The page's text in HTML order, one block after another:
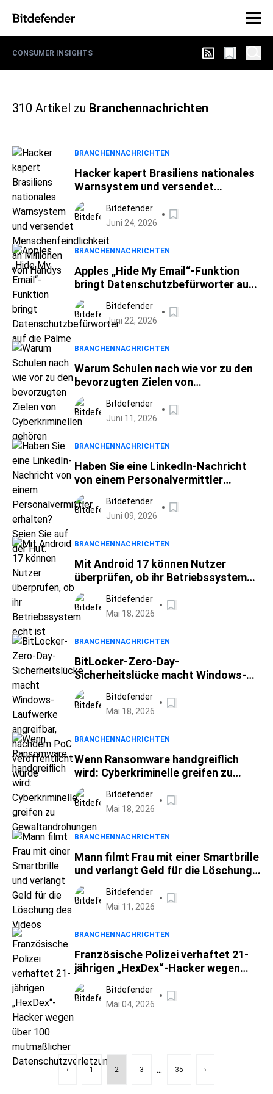
CONSUMER INSIGHTS
310 Artikel zu Branchennachrichten
BRANCHENNACHRICHTEN
Hacker kapert Brasiliens nationales
Warnsystem und versendet
Menschenfeindlichkeit an Millionen
von Handys
Bitdefender
Juni 24, 2026
BRANCHENNACHRICHTEN
Apples „Hide My Email“-Funktion
bringt Datenschutzbefürworter auf
die Palme
Bitdefender
Juni 22, 2026
BRANCHENNACHRICHTEN
Warum Schulen nach wie vor zu den
bevorzugten Zielen von
Cyberkriminellen gehören
Bitdefender
Juni 11, 2026
BRANCHENNACHRICHTEN
Haben Sie eine LinkedIn-Nachricht
von einem Personalvermittler
erhalten? Seien Sie auf der Hut.
Bitdefender
Juni 09, 2026
BRANCHENNACHRICHTEN
Mit Android 17 können Nutzer
überprüfen, ob ihr Betriebssystem
echt ist
Bitdefender
Mai 18, 2026
BRANCHENNACHRICHTEN
BitLocker-Zero-Day-
Sicherheitslücke macht Windows-
Laufwerke angreifbar, nachdem PoC
veröffentlicht wurde
Bitdefender
Mai 18, 2026
BRANCHENNACHRICHTEN
Wenn Ransomware handgreiflich
wird: Cyberkriminelle greifen zu
Gewaltandrohungen
Bitdefender
Mai 18, 2026
BRANCHENNACHRICHTEN
Mann filmt Frau mit einer Smartbrille
und verlangt Geld für die Löschung
des Videos
Bitdefender
Mai 11, 2026
BRANCHENNACHRICHTEN
Französische Polizei verhaftet 21-
jährigen „HexDex“-Hacker wegen
über 100 mutmaßlicher
Datenschutzverletzungen
Bitdefender
Mai 04, 2026
‹ 1 2 3 ... 35 ›